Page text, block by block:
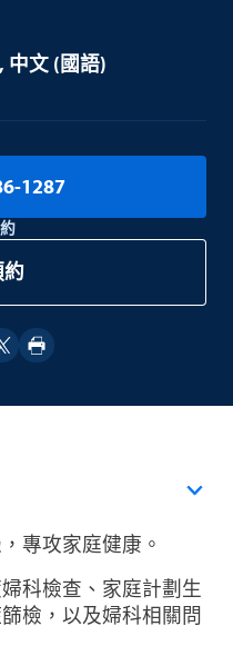
中文 (國語)
1287
專攻家庭健康。
科檢查、家庭計劃生
檢，以及婦科相關問